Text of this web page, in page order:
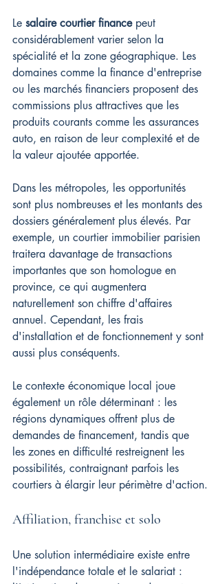
Le salaire courtier finance peut
considérablement varier selon la
spécialité et la zone géographique. Les
domaines comme la finance d'entreprise
ou les marchés financiers proposent des
commissions plus attractives que les
produits courants comme les assurances
auto, en raison de leur complexité et de
la valeur ajoutée apportée.
Dans les métropoles, les opportunités
sont plus nombreuses et les montants des
dossiers généralement plus élevés. Par
exemple, un courtier immobilier parisien
traitera davantage de transactions
importantes que son homologue en
province, ce qui augmentera
naturellement son chiffre d'affaires
annuel. Cependant, les frais
d'installation et de fonctionnement y sont
aussi plus conséquents.
Le contexte économique local joue
également un rôle déterminant : les
régions dynamiques offrent plus de
demandes de financement, tandis que
les zones en difficulté restreignent les
possibilités, contraignant parfois les
courtiers à élargir leur périmètre d'action.
Affiliation, franchise et solo
Une solution intermédiaire existe entre
l'indépendance totale et le salariat :